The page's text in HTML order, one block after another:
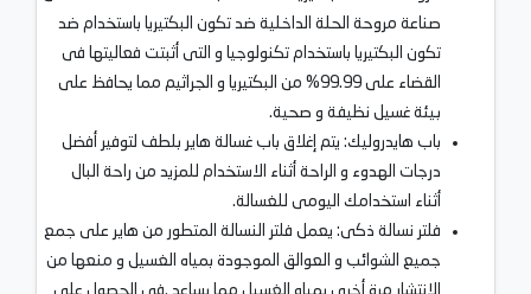
صناعة مروحة الحلة الداخلية ضد تكون البكتيريا باستخدام ضد
تكون البكتيريا باستخدام تكنولوجيا و التى أثبتت فعاليتها فى
القضاء على 99.99% من البكتيريا و الجراثيم مما يحافظ على
بيئة غسيل نظيفة و صحية.
باب هايدروليك: يتم إغلاق باب غسالة هاير بلطف لتوفير أفضل
درجات الهدوء و الراحة أثناء الاستخدام للمزيد من راحة البال
أثناء استخدامك اليومى للغسالة.
فلتر نسالة ذكى: يعمل فلتر النسالة المتطور من هاير على جمع
جميع الشوائب و العوالق الموجودة بمياه الغسيل و منعها من
الانتشار مرة أخرى بمياه الغسيل مما يساعد .في الحصول على